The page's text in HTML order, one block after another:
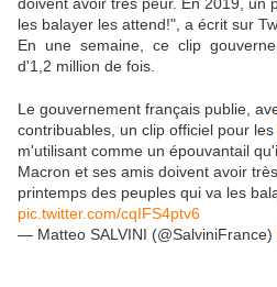
les balayer les attend!", a écrit sur
En une semaine, ce clip
d'1,2 million de fois.
Le gouvernement français publie,
contribuables, un clip officiel pour les
m'utilisant comme un épouvantail
Macron et ses amis doivent avoir
printemps des peuples qui va les
pic.twitter.com/cqIFS4ptv6
— Matteo SALVINI (@SalviniFrance)